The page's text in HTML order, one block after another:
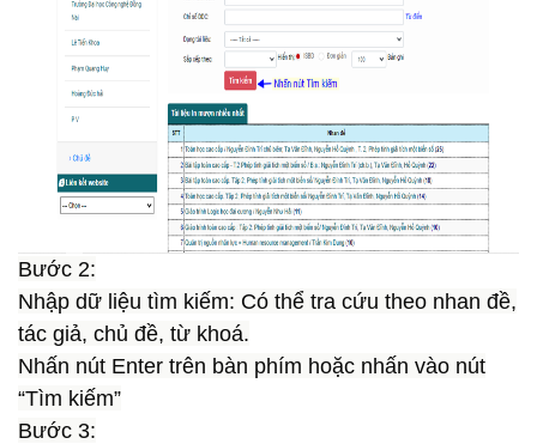
Bước 2:
Nhập dữ liệu tìm kiếm: Có thể tra cứu theo nhan đề,
tác giả, chủ đề, từ khoá.
Nhấn nút Enter trên bàn phím hoặc nhấn vào nút
“Tìm kiếm”
Bước 3: